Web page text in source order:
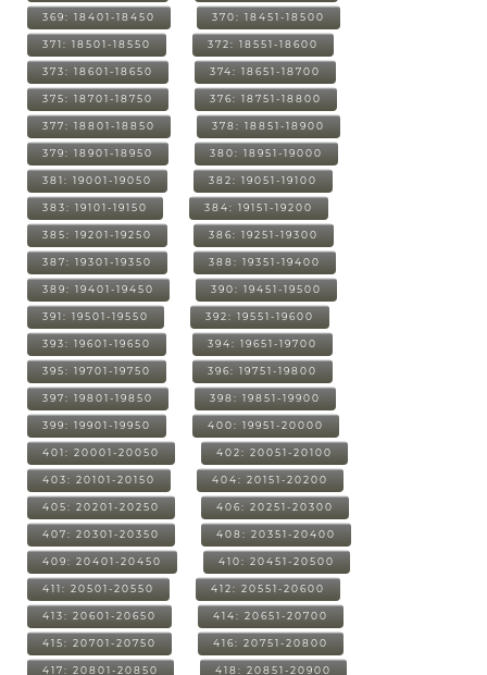
369: 18401-18450 370: 18451-18500
371: 18501-18550 372: 18551-18600
373: 18601-18650 374: 18651-18700
375: 18701-18750 376: 18751-18800
377: 18801-18850 378: 18851-18900
379: 18901-18950 380: 18951-19000
381: 19001-19050 382: 19051-19100
383: 19101-19150 384: 19151-19200
385: 19201-19250 386: 19251-19300
387: 19301-19350 388: 19351-19400
389: 19401-19450 390: 19451-19500
391: 19501-19550 392: 19551-19600
393: 19601-19650 394: 19651-19700
395: 19701-19750 396: 19751-19800
397: 19801-19850 398: 19851-19900
399: 19901-19950 400: 19951-20000
401: 20001-20050 402: 20051-20100
403: 20101-20150 404: 20151-20200
405: 20201-20250 406: 20251-20300
407: 20301-20350 408: 20351-20400
409: 20401-20450 410: 20451-20500
411: 20501-20550 412: 20551-20600
413: 20601-20650 414: 20651-20700
415: 20701-20750 416: 20751-20800
417: 20801-20850 418: 20851-20900